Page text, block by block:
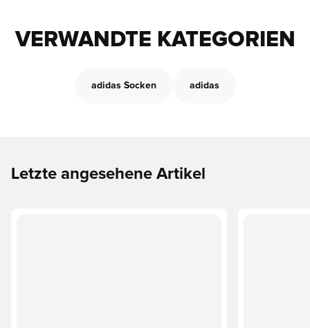
VERWANDTE KATEGORIEN
adidas Socken adidas
Letzte angesehene Artikel